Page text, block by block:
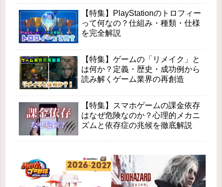
【特集】PlayStationのトロフィー
って何なの？仕組み・種類・仕様
を完全解説
【特集】ゲームの「リメイク」と
は何か？定義・歴史・成功例から
読み解くゲーム業界の再創造
【特集】スマホゲームの課金依存
はなぜ危険なのか？心理的メカニ
ズムと依存症の兆候を徹底解説